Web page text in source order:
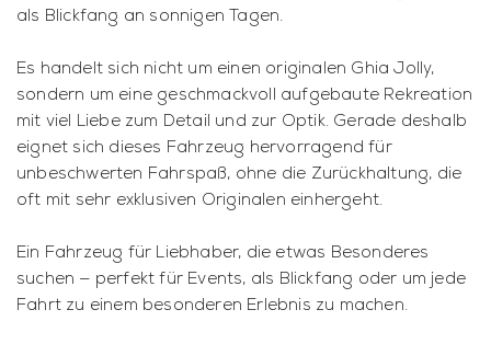
als Blickfang an sonnigen Tagen.
Es handelt sich nicht um einen originalen Ghia Jolly,
sondern um eine geschmackvoll aufgebaute Rekreation
mit viel Liebe zum Detail und zur Optik. Gerade deshalb
eignet sich dieses Fahrzeug hervorragend für
unbeschwerten Fahrspaß, ohne die Zurückhaltung, die
oft mit sehr exklusiven Originalen einhergeht.
Ein Fahrzeug für Liebhaber, die etwas Besonderes
suchen — perfekt für Events, als Blickfang oder um jede
Fahrt zu einem besonderen Erlebnis zu machen.